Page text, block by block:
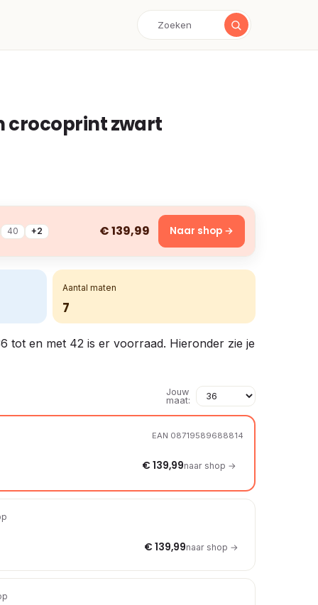
crocoprint zwart
40 +2 € 139,99 Naar shop →
Aantal maten
7
tot en met 42 is er voorraad. Hieronder zie je
Jouw
maat:
EAN 08719589688814
€ 139,99naar shop →
€ 139,99naar shop →